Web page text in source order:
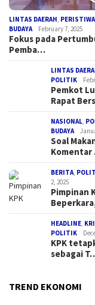
LINTAS DAERAH, PERISTIWA
BUDAYA
February 7, 2025
Fokus pada
Pemba…
LINTAS
POLITIK
Pemkot
Rapat
NASIONAL,
BUDAYA
Soal
BERITA,
2, 2025
Pimpinan
HEADLINE,
POLITIK
KPK
sebagai
TREND EKONOMI